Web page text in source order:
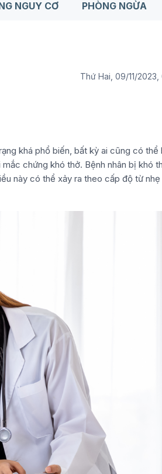
NGUY CƠ PHÒNG NGỪA
Thứ Hai, 09/11/2023,
khá phổ biến, bất kỳ ai cũng có thể
chứng khó thở. Bệnh nhân bị khó
này có thể xảy ra theo cấp độ từ nhẹ